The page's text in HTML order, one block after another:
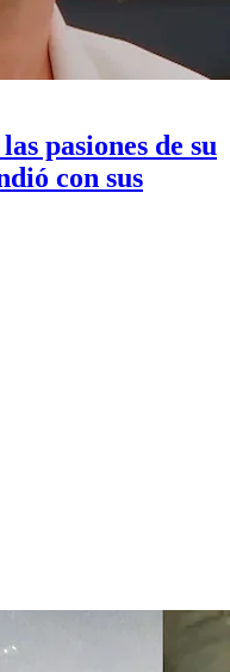
pasiones de su
con sus